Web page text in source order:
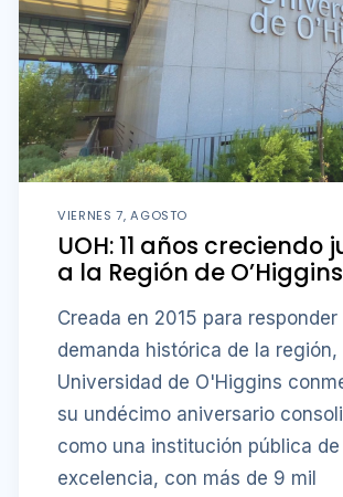
VIERNES 7, AGOSTO
UOH: 11 años creciendo
a la Región de O’Higgins
Creada en 2015 para responder
demanda histórica de la región,
Universidad de O'Higgins
su undécimo aniversario
como una institución pública de
excelencia, con más de 9 mil